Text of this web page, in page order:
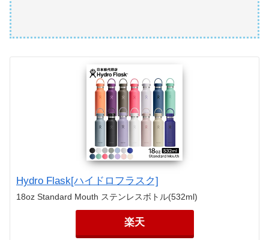
Hydro Flask[ハイドロフラスク]
18oz Standard Mouth ステンレスボトル(532ml)
楽天